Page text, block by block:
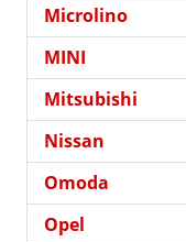
Microlino
MINI
Mitsubishi
Nissan
Omoda
Opel